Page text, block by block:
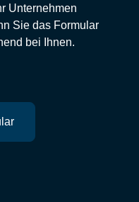
Unternehmen
Sie das Formular
bei Ihnen.